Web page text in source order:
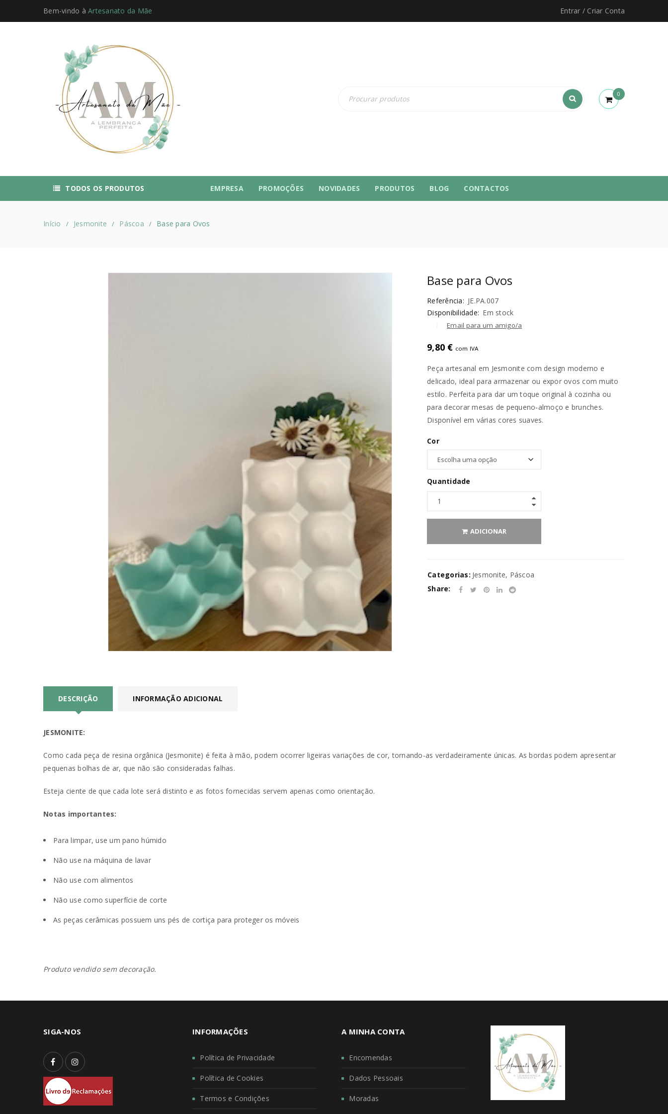
Nome de utilizador ou email*
Senha*
Manter sessão
REGISTAR NOVA CONTA
Endereço de email
A ligação para definir uma nova senha será enviada para o seu
endereço de email.
Verifique a nossa
Bem-vindo à Artesanato da Mãe Entrar / Criar Conta
0
TODOS OS PRODUTOS EMPRESA PROMOÇÕES NOVIDADES PRODUTOS BLOG CONTACTOS
Início / Jesmonite / Páscoa / Base para Ovos
Base para Ovos
Referência: JE.PA.007
Disponibilidade: Em stock
Email para um amigo/a
9,80 € com IVA
Peça artesanal em Jesmonite com design moderno e
delicado, ideal para armazenar ou expor ovos com muito
estilo. Perfeita para dar um toque original à cozinha ou
para decorar mesas de pequeno-almoço e brunches.
Disponível em várias cores suaves.
Cor
Quantidade
ADICIONAR
Categorias: Jesmonite, Páscoa
Share:
DESCRIÇÃO INFORMAÇÃO ADICIONAL
JESMONITE:
Como cada peça de resina orgânica (Jesmonite) é feita à mão, podem ocorrer ligeiras variações de cor, tornando-as verdadeiramente únicas. As bordas podem apresentar
pequenas bolhas de ar, que não são consideradas falhas.
Esteja ciente de que cada lote será distinto e as fotos fornecidas servem apenas como orientação.
Notas importantes:
Para limpar, use um pano húmido
Não use na máquina de lavar
Não use com alimentos
Não use como superfície de corte
As peças cerâmicas possuem uns pés de cortiça para proteger os móveis
Produto vendido sem decoração.
SIGA-NOS INFORMAÇÕES
Política de Privacidade
Política de Cookies
Termos e Condições
A MINHA CONTA
Encomendas
Dados Pessoais
Moradas